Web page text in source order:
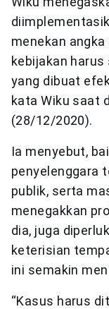
menekan
kebijakan
yang dibuat
kata Wiku saat
(28/12/2020).
Ia menyebut,
penyelenggara
publik, serta
menegakkan
dia, juga
keterisian
ini semakin
“Kasus harus